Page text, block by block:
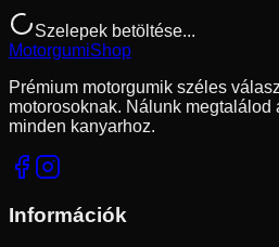
Szelepek betöltése...
MotorgumiShop
Prémium motorgumik széles
motorosoknak. Nálunk megtalálod
minden kanyarhoz.
Információk